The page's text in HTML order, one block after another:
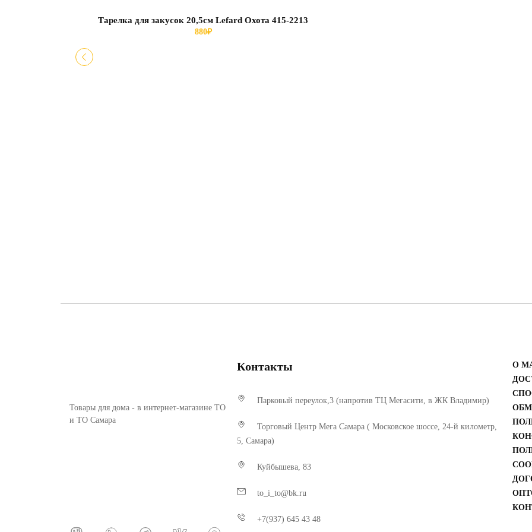
Тарелка для закусок 20,5см Lefard Охота 415-2213
880₽
Товары для дома - в интернет-магазине ТО
и ТО Самара
Контакты
Парковый переулок,3 (напротив ТЦ Мегасити, в ЖК Владимир)
Торговый Центр Мега Самара ( Московское шоссе, 24-й километр,
5, Самара)
Куйбышева, 83
to_i_to@bk.ru
+7(937) 645 43 48
О